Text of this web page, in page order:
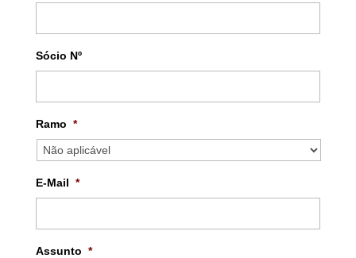
Sócio Nº
Ramo *
E-Mail *
Assunto *